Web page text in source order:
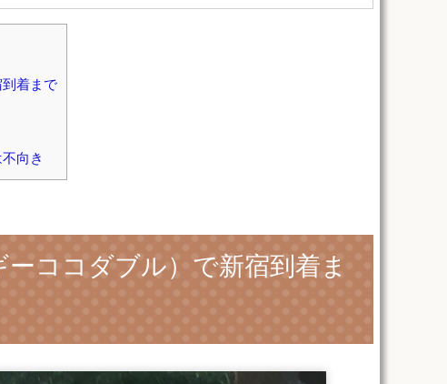
着まで
向き
ココダブル）で新宿到着ま